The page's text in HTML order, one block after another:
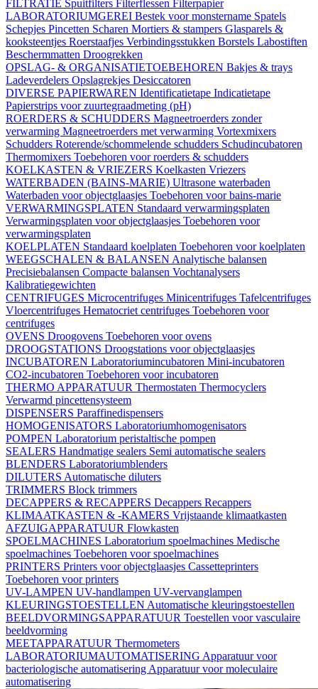
FILTRATIE Spuitfilters Filterflessen Filterpapier
LABORATORIUMGEREI Bestek voor monstername Spatels
Schepjes Pincetten Scharen Mortiers & stampers Glasparels &
kooksteentjes Roerstaafjes Verbindingsstukken Borstels Labostiften
Beschermmatten Droogrekken
OPSLAG- & ORGANISATIETOEBEHOREN Bakjes & trays
Ladeverdelers Opslagrekjes Desiccatoren
DIVERSE PAPIERWAREN Identificatietape Indicatietape
Papierstrips voor zuurtegraadmeting (pH)
ROERDERS & SCHUDDERS Magneetroerders zonder
verwarming Magneetroerders met verwarming Vortexmixers
Schudders Roterende/schommelende schudders Schudincubatoren
Thermomixers Toebehoren voor roerders & schudders
KOELKASTEN & VRIEZERS Koelkasten Vriezers
WATERBADEN (BAINS-MARIE) Ultrasone waterbaden
Waterbaden voor objectglaasjes Toebehoren voor bains-marie
VERWARMINGSPLATEN Standaard verwarmingsplaten
Verwarmingsplaten voor objectglaasjes Toebehoren voor
verwarmingsplaten
KOELPLATEN Standaard koelplaten Toebehoren voor koelplaten
WEEGSCHALEN & BALANSEN Analytische balansen
Precisiebalansen Compacte balansen Vochtanalysers
Kalibratiegewichten
CENTRIFUGES Microcentrifuges Minicentrifuges Tafelcentrifuges
Vloercentrifuges Hematocriet centrifuges Toebehoren voor
centrifuges
OVENS Droogovens Toebehoren voor ovens
DROOGSTATIONS Droogstations voor objectglaasjes
INCUBATOREN Laboratoriumincubatoren Mini-incubatoren
CO2-incubatoren Toebehoren voor incubatoren
THERMO APPARATUUR Thermostaten Thermocyclers
Verwarmd pincettensysteem
DISPENSERS Paraffinedispensers
HOMOGENISATORS Laboratoriumhomogenisators
POMPEN Laboratorium peristaltische pompen
SEALERS Handmatige sealers Semi automatische sealers
BLENDERS Laboratoriumblenders
DILUTERS Automatische diluters
TRIMMERS Block trimmers
DECAPPERS & RECAPPERS Decappers Recappers
KLIMAATKASTEN & -KAMERS Vrijstaande klimaatkasten
AFZUIGAPPARATUUR Flowkasten
SPOELMACHINES Laboratorium spoelmachines Medische
spoelmachines Toebehoren voor spoelmachines
PRINTERS Printers voor objectglaasjes Cassetteprinters
Toebehoren voor printers
UV-LAMPEN UV-handlampen UV-vervanglampen
KLEURINGSTOESTELLEN Automatische kleuringstoestellen
BEELDVORMINGSAPPARATUUR Toestellen voor vasculaire
beeldvorming
MEETAPPARATUUR Thermometers
LABORATORIUMAUTOMATISERING Apparatuur voor
bacteriologische automatisering Apparatuur voor moleculaire
automatisering